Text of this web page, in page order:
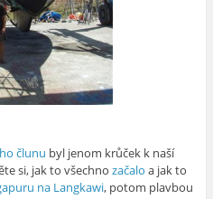
člunu byl jenom krůček k naší
si, jak to všechno začalo a jak to
na Langkawi, potom plavbou